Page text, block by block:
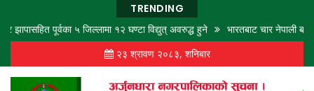
TRENDING
पूर्वका ५ जिल्लामा १२ घण्टा विद्युत् अवरुद्ध हुने
भारतबाट चार नेपाली
२३ श्रावण २०८३, शनिबार
पृष्ठ